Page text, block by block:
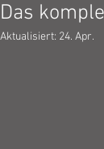
Das
Aktualisiert: 24. Apr.